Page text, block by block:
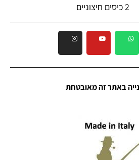
2 כיסים חיצוניים
באתר זה מאובטחת